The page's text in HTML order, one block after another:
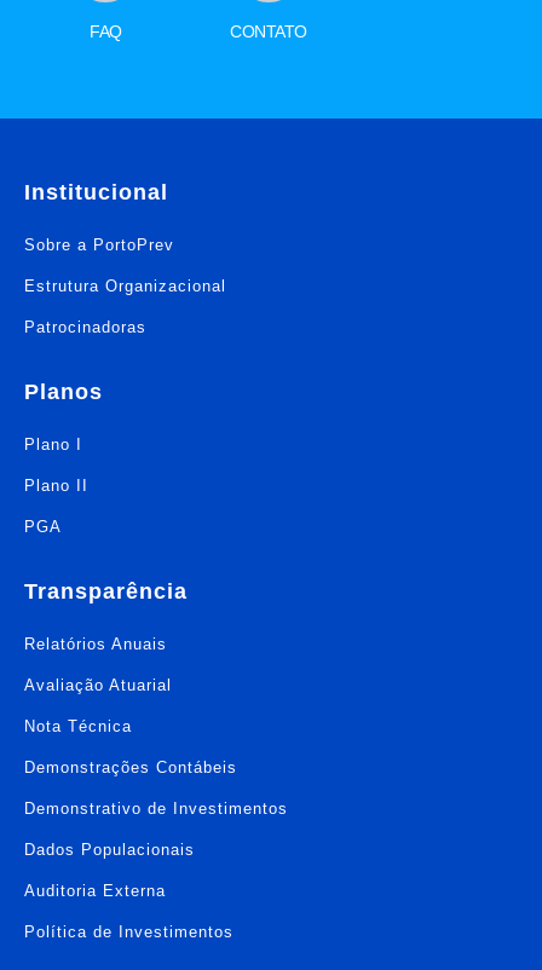
FAQ CONTATO
Institucional
Sobre a PortoPrev
Estrutura Organizacional
Patrocinadoras
Planos
Plano I
Plano II
PGA
Transparência
Relatórios Anuais
Avaliação Atuarial
Nota Técnica
Demonstrações Contábeis
Demonstrativo de Investimentos
Dados Populacionais
Auditoria Externa
Política de Investimentos